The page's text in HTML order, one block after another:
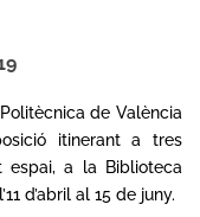
de València
itinerant a tres
espai, a la Biblioteca
d’abril al 15 de juny.